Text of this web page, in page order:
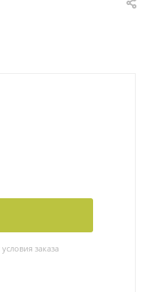
заказа